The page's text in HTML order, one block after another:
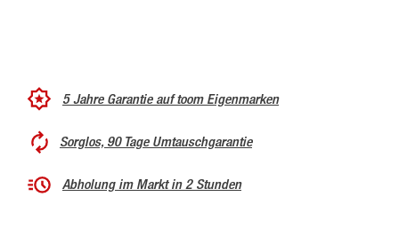
5 Jahre Garantie auf toom Eigenmarken
Sorglos, 90 Tage Umtauschgarantie
Abholung im Markt in 2 Stunden